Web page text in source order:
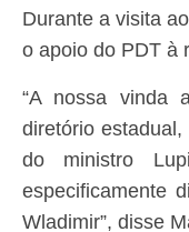
Durante a visita
o apoio do PDT à
“A nossa vinda
diretório
do ministro
especificamente
Wladimir”, disse